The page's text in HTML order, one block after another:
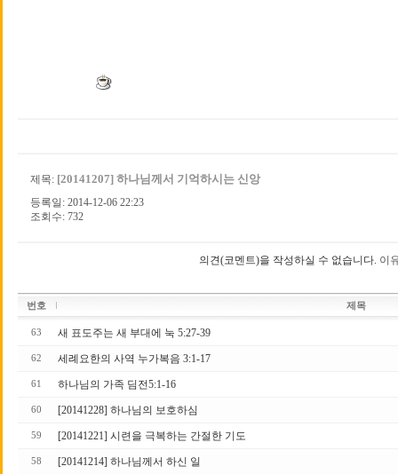
제목: [20141207] 하나님께서 기억하시는 신앙
등록일: 2014-12-06 22:23
조회수: 732
의견(코멘트)을 작성하실 수 없습니다. 이
번호 제목
63 새 표도주는 새 부대에 눅 5:27-39
62 세례요한의 사역 누가복음 3:1-17
61 하나님의 가족 딤전5:1-16
60 [20141228] 하나님의 보호하심
59 [20141221] 시련을 극복하는 간절한 기도
58 [20141214] 하나님께서 하신 일